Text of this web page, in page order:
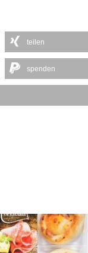
teilen
spenden